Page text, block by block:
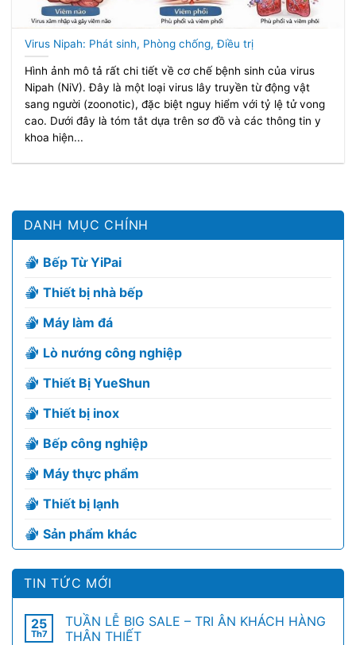
Virus Nipah: Phát sinh, Phòng chống, Điều trị
Hình ảnh mô tả rất chi tiết về cơ chế bệnh sinh của virus
Nipah (NiV). Đây là một loại virus lây truyền từ động vật
sang người (zoonotic), đặc biệt nguy hiểm với tỷ lệ tử vong
cao. Dưới đây là tóm tắt dựa trên sơ đồ và các thông tin y
khoa hiện...
DANH MỤC CHÍNH
Bếp Từ YiPai
Thiết bị nhà bếp
Máy làm đá
Lò nướng công nghiệp
Thiết Bị YueShun
Thiết bị inox
Bếp công nghiệp
Máy thực phẩm
Thiết bị lạnh
Sản phẩm khác
TIN TỨC MỚI
25
Th7
TUẦN LỄ BIG SALE – TRI ÂN KHÁCH HÀNG
THÂN THIẾT